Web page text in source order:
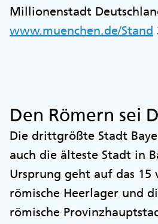
Millionenstadt
www.muenchen.de/Stand
Den Römern sei
Die drittgrößte Stadt
auch die älteste Stadt in
Ursprung geht auf das 15
römische Heerlager und
römische